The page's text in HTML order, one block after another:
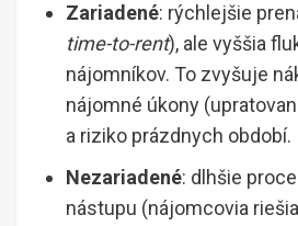
Zariadené: rýchlejšie
time-to-rent), ale vyššia
nájomníkov. To zvyšuje
nájomné úkony
a riziko prázdnych období.
Nezariadené: dlhšie
nástupu (nájomcovia